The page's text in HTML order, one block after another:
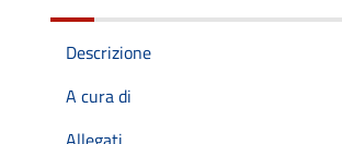
Descrizione
A cura di